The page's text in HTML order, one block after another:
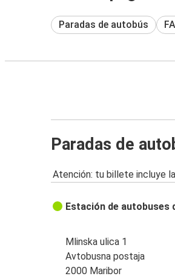
Paradas de autobús
Paradas de
Atención: tu billete incluye
Estación de autobuses
Mlinska ulica 1
Avtobusna postaja
2000 Maribor